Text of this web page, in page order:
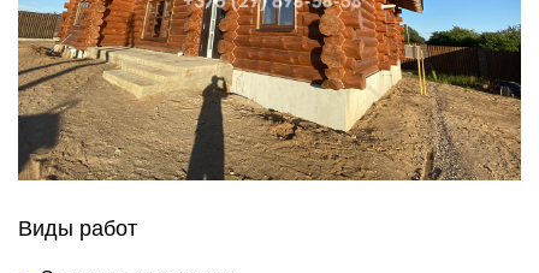
Виды работ